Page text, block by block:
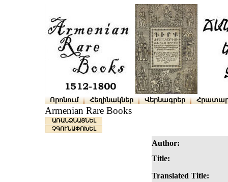
Որոնում Հեղինակներ Վերնագրեր
Armenian Rare Books
ԱՌԱՆՁՆԱՑՆԵԼ
ՉԳՈՒՆԱՓՈԽԵԼ
Author:
Title:
Translated Title: